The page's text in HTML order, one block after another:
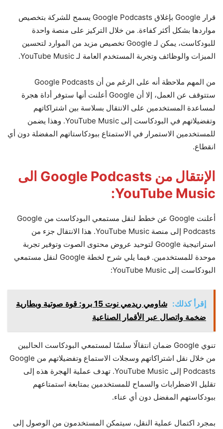
قرار Google بإغلاق Google Podcasts يسمح للشركة بتخصيص
مواردها بشكل أكثر كفاءة. من خلال التركيز على منصة واحدة
للبودكاست، يمكن لـ Google تخصيص مزيد من الموارد لتحسين
الميزات والوظائف وتجربة المستخدم العامة لـ YouTube Music.
من المهم ملاحظة أنه على الرغم من أن Google Podcasts
ستتوقف عن العمل، إلا أن Google أعلنت أنها ستوفر أداة هجرة
لمساعدة المستخدمين على الانتقال بسلاسة بين اشتراكاتهم
وتفضيلاتهم في البودكاست إلى YouTube Music. وهذا يضمن
للمستخدمين الاستمرار في الاستمتاع ببودكاستاتهم المفضلة دون أي
انقطاع.
الإنتقال من Google Podcasts الى
YouTube Music:
أعلنت Google عن خطط لنقل مستمعي البودكاست من Google
Podcasts إلى منصة YouTube Music. هذا الانتقال جزء من
استراتيجية Google لتوحيد عروض محتوى الصوت وتوفير تجربة
موحدة للمستخدمين. فيما يلي شرح لخطة Google لنقل مستمعي
البودكاست إلى YouTube Music:
إقرأ كذلك:
شاومي ريدمي نوت 15 برو: قوة صوتية وبطارية
ضخمة واتصال عبر الأقمار الصناعية
تنوي Google ضمان انتقالًا سلسًا لمستمعي البودكاست الحاليين
من خلال نقل اشتراكاتهم وسجلات الاستماع وتفضيلاتهم من Google
Podcasts إلى YouTube Music. تهدف عملية الهجرة هذه إلى
تقليل الاضطرابات والسماح للمستخدمين بمتابعة استمتاعهم
ببودكاستهم المفضل دون أي عناء.
بمجرد اكتمال عملية النقل، سيتمكن المستخدمون من الوصول إلى